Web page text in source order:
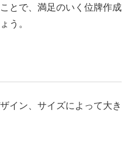
とで、満足のいく位牌作成
う。
イン、サイズによって大き